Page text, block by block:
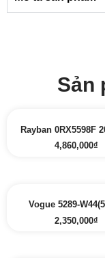
Sản
Rayban 0RX5598F
4,860,000₫
Vogue 5289-
2,350,000₫